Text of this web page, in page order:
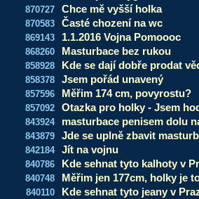
870727 Chce mě vyšší holka
870583 Časté chození na wc
869143 1.1.2016 Vojna Pomoooc
868260 Masturbace bez rukou
858928 Kde se dají dobře prodat
858378 Jsem pořád unavený
857596 Měřim 174 cm, povyrostu?
857092 Otazka pro holky - Jsem
843924 masturbace penisem dolu
843879 Jde se uplně zbavit
842184 Jít na vojnu
840786 Kde sehnat tyto kalhoty v
840748 Měřim jen 177cm, holky je
840110 Kde sehnat tyto jeany v